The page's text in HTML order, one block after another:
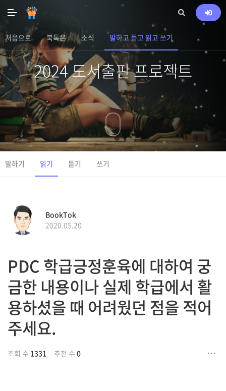
처음으로 북톡은 소식 말하고 듣고 읽고 쓰기
2024 도서출판 프로젝트
말하기 읽기 듣기 쓰기
BookTok
2020.05.20
PDC 학급긍정훈육에 대하여 궁
금한 내용이나 실제 학급에서 활
용하셨을 때 어려웠던 점을 적어
주세요.
조회 수 1331 추천 수 0